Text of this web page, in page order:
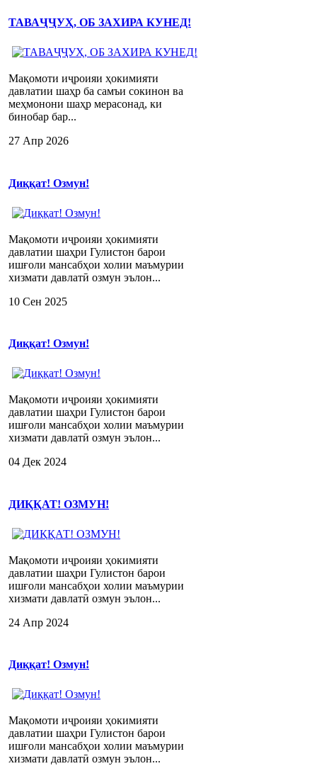
ТАВАҶҶУҲ, ОБ ЗАХИРА КУНЕД!
Мақомоти иҷроияи ҳокимияти
давлатии шаҳр ба самъи сокинон ва
меҳмонони шаҳр мерасонад, ки
бинобар бар...
27 Апр 2026
Диққат! Озмун!
Мақомоти иҷроияи ҳокимияти
давлатии шаҳри Гулистон барои
ишғоли мансабҳои холии маъмурии
хизмати давлатӣ озмун эълон...
10 Сен 2025
Диққат! Озмун!
Мақомоти иҷроияи ҳокимияти
давлатии шаҳри Гулистон барои
ишғоли мансабҳои холии маъмурии
хизмати давлатӣ озмун эълон...
04 Дек 2024
ДИҚҚАТ! ОЗМУН!
Мақомоти иҷроияи ҳокимияти
давлатии шаҳри Гулистон барои
ишғоли мансабҳои холии маъмурии
хизмати давлатӣ озмун эълон...
24 Апр 2024
Диққат! Озмун!
Мақомоти иҷроияи ҳокимияти
давлатии шаҳри Гулистон барои
ишғоли мансабҳои холии маъмурии
хизмати давлатӣ озмун эълон...